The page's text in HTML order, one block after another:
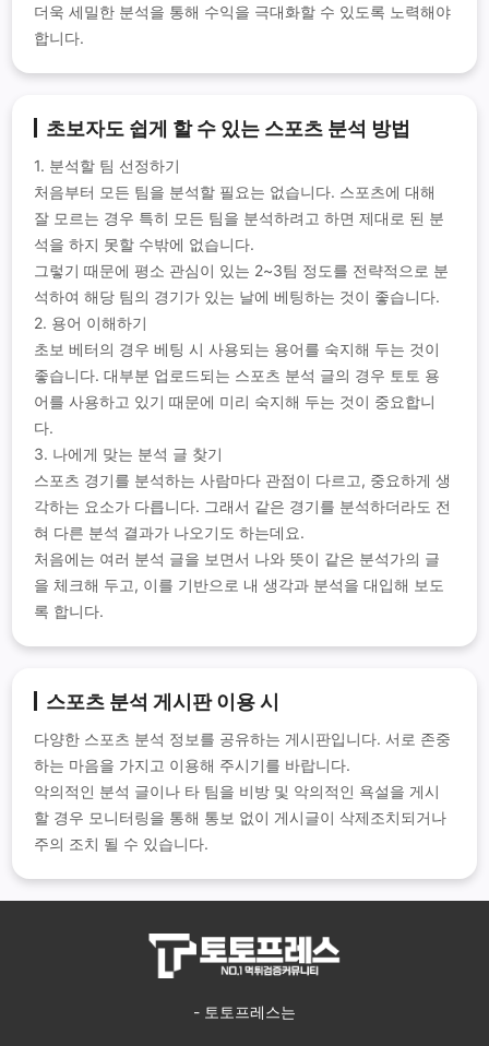
더욱 세밀한 분석을 통해 수익을 극대화할 수 있도록 노력해야
합니다.
초보자도 쉽게 할 수 있는 스포츠 분석 방법
1. 분석할 팀 선정하기
처음부터 모든 팀을 분석할 필요는 없습니다. 스포츠에 대해
잘 모르는 경우 특히 모든 팀을 분석하려고 하면 제대로 된 분
석을 하지 못할 수밖에 없습니다.
그렇기 때문에 평소 관심이 있는 2~3팀 정도를 전략적으로 분
석하여 해당 팀의 경기가 있는 날에 베팅하는 것이 좋습니다.
2. 용어 이해하기
초보 베터의 경우 베팅 시 사용되는 용어를 숙지해 두는 것이
좋습니다. 대부분 업로드되는 스포츠 분석 글의 경우 토토 용
어를 사용하고 있기 때문에 미리 숙지해 두는 것이 중요합니
다.
3. 나에게 맞는 분석 글 찾기
스포츠 경기를 분석하는 사람마다 관점이 다르고, 중요하게 생
각하는 요소가 다릅니다. 그래서 같은 경기를 분석하더라도 전
혀 다른 분석 결과가 나오기도 하는데요.
처음에는 여러 분석 글을 보면서 나와 뜻이 같은 분석가의 글
을 체크해 두고, 이를 기반으로 내 생각과 분석을 대입해 보도
록 합니다.
스포츠 분석 게시판 이용 시
다양한 스포츠 분석 정보를 공유하는 게시판입니다. 서로 존중
하는 마음을 가지고 이용해 주시기를 바랍니다.
악의적인 분석 글이나 타 팀을 비방 및 악의적인 욕설을 게시
할 경우 모니터링을 통해 통보 없이 게시글이 삭제조치되거나
주의 조치 될 수 있습니다.
- 토토프레스는